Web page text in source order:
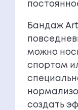
Бандаж
можно
спортом
создать